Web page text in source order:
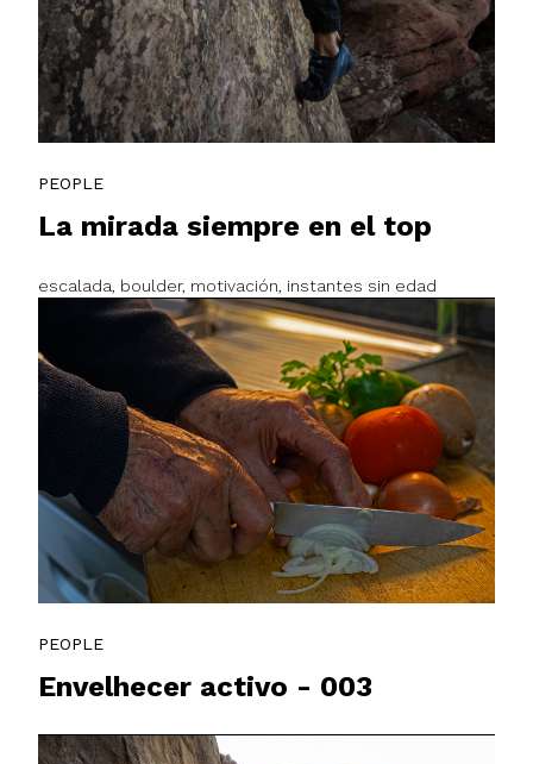
PEOPLE
La mirada siempre en el top
escalada, boulder, motivación, instantes sin edad
PEOPLE
Envelhecer activo - 003